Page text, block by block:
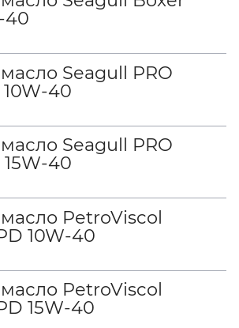
40
Seagull PRO
40
Seagull PRO
40
PetroViscol
10W-40
PetroViscol
15W-40